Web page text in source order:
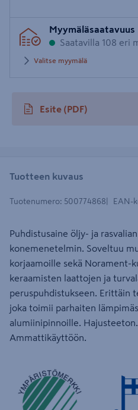
postinumero
Myymäläsaatavuus
Saatavilla 108 eri
Valitse myymälä
Esite (PDF)
avautuu uuteen välilehteen
Tuotteen kuvaus
Tuotenumero: 500774868 EAN-
Puhdistusaine öljy- ja
konemenetelmin. Soveltuu
korjaamoille sekä Norament-
keraamisten laattojen ja
peruspuhdistukseen. Erittäin
joka toimii parhaiten
alumiinipinnoille. Hajusteeton.
Ammattikäyttöön.